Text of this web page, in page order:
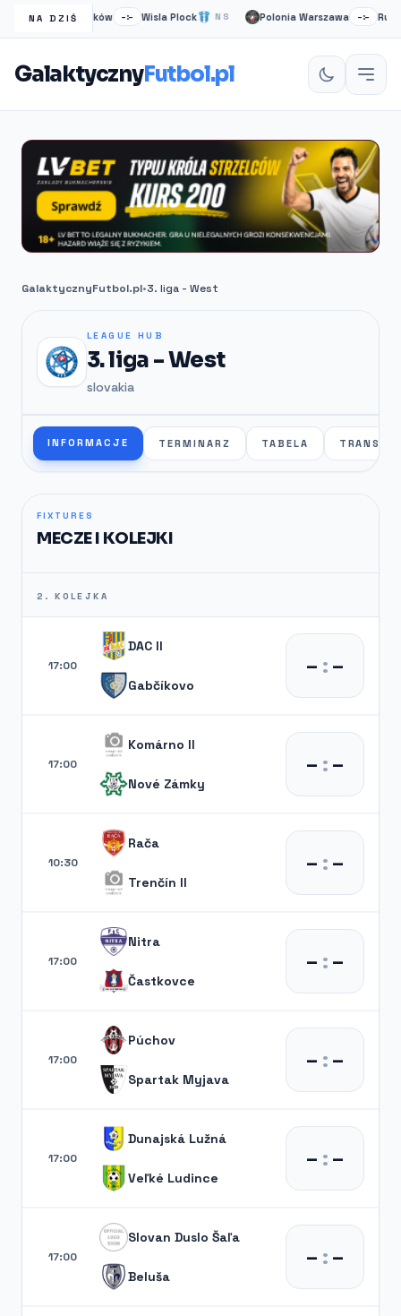
NA DZIŚ
Wisła Kraków –:– Wisla Plock NS Polonia Warszawa –:– Ruch
GalaktycznyFutbol.pl
GalaktycznyFutbol.pl•3. liga - West
LEAGUE HUB
3. liga - West
slovakia
INFORMACJE TERMINARZ TABELA
FIXTURES
MECZE I KOLEJKI
2. KOLEJKA
17:00
DAC II
Gabčíkovo
– :–
17:00
Komárno II
Nové Zámky
– :–
10:30
Rača
Trenčín II
– :–
17:00
Nitra
Častkovce
– :–
17:00
Púchov
Spartak Myjava
– :–
17:00
Dunajská Lužná
Veľké Ludince
– :–
17:00
Slovan Duslo Šaľa
Beluša
– :–